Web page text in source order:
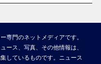
専門のネットメディアです。
ース、写真、その他情報は、
しているものです。ニュース